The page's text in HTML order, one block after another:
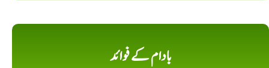
بادام کے فوائد